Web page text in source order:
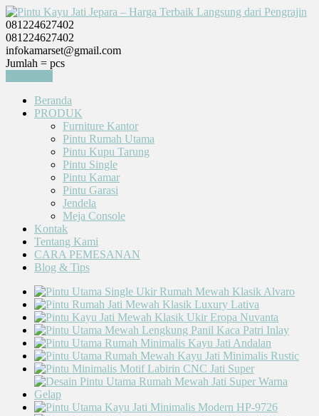
081224627402
081224627402
infokamarset@gmail.com
Jumlah = pcs
Beranda
PRODUK
Furniture Kantor
Pintu Rumah Utama
Pintu Kupu Tarung
Pintu Single
Pintu Kamar
Pintu Garasi
Jendela
Meja Console
Kontak
Tentang Kami
CARA PEMESANAN
Blog & Tips